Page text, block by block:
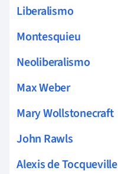
Liberalismo
Montesquieu
Neoliberalismo
Max Weber
Mary Wollstonecraft
John Rawls
Alexis de Tocqueville